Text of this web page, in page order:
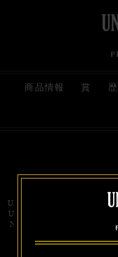
商品情報 賞
お問い合わせ
Uncle Nearest Premium Whiskey
UNCLE NEAREST, THE
NATHAN GREEN, NEAREST